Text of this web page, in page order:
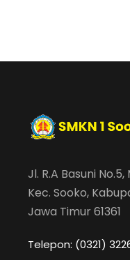
Jl. R.A Basuni
Kec. Sooko,
Jawa Timur 61361
Telepon: (0321)